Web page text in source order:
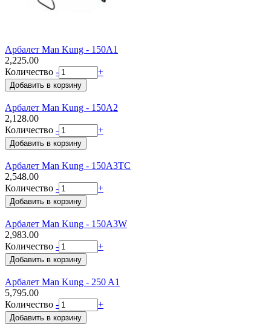
Арбалет Man Kung - 150A1
2,225.00
Количество - +
Арбалет Man Kung - 150A2
2,128.00
Количество - +
Арбалет Man Kung - 150A3TC
2,548.00
Количество - +
Арбалет Man Kung - 150A3W
2,983.00
Количество - +
Арбалет Man Kung - 250 A1
5,795.00
Количество - +